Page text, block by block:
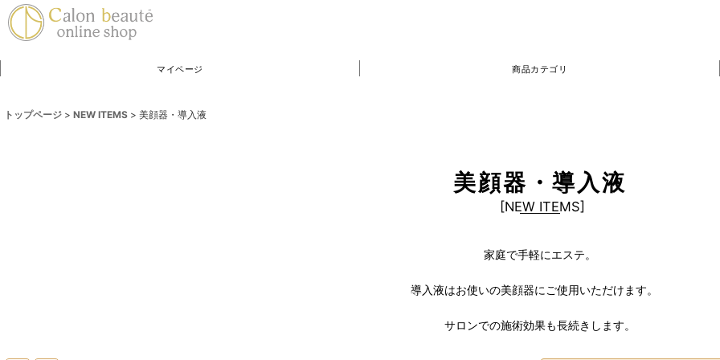
マイページ 商品カテゴリ
トップページ > NEW ITEMS > 美顔器・導入液
美顔器・導入液
[NEW ITEMS]
家庭で手軽にエステ。
導入液はお使いの美顔器にご使用いただけます。
サロンでの施術効果も長続きします。